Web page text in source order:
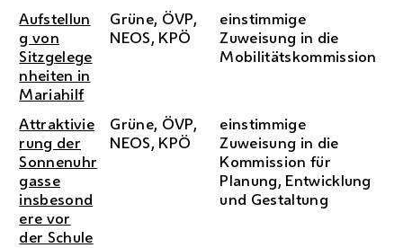
Aufstellun
g von
Sitzgelege
nheiten in
Mariahilf
Grüne, ÖVP,
NEOS, KPÖ
einstimmige
Zuweisung in die
Mobilitätskommission
Attraktivie
rung der
Sonnenuhr
gasse
insbesond
ere vor
der Schule
Grüne, ÖVP,
NEOS, KPÖ
einstimmige
Zuweisung in die
Kommission für
Planung, Entwicklung
und Gestaltung